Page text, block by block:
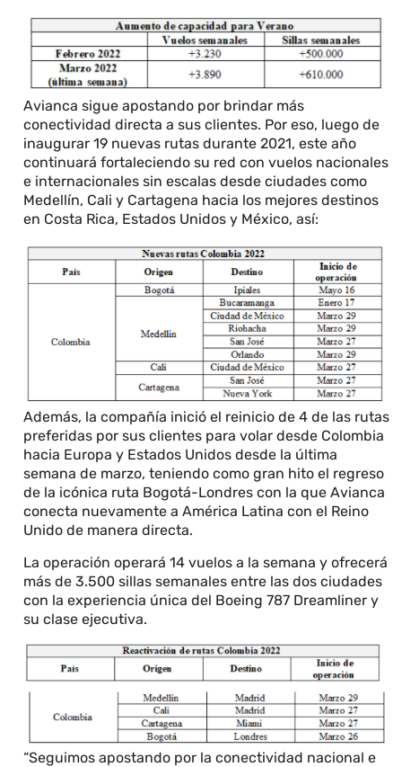
Avianca sigue apostando por brindar más
conectividad directa a sus clientes. Por eso, luego de
inaugurar 19 nuevas rutas durante 2021, este año
continuará fortaleciendo su red con vuelos nacionales
e internacionales sin escalas desde ciudades como
Medellín, Cali y Cartagena hacia los mejores destinos
en Costa Rica, Estados Unidos y México, así:
Además, la compañía inició el reinicio de 4 de las rutas
preferidas por sus clientes para volar desde Colombia
hacia Europa y Estados Unidos desde la última
semana de marzo, teniendo como gran hito el regreso
de la icónica ruta Bogotá-Londres con la que Avianca
conecta nuevamente a América Latina con el Reino
Unido de manera directa.
La operación operará 14 vuelos a la semana y ofrecerá
más de 3.500 sillas semanales entre las dos ciudades
con la experiencia única del Boeing 787 Dreamliner y
su clase ejecutiva.
“Seguimos apostando por la conectividad nacional e